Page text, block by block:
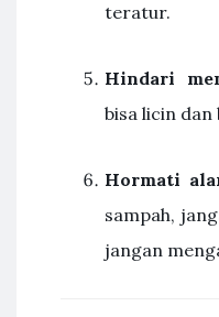
teratur.
Hindari
bisa licin dan
Hormati
sampah,
jangan